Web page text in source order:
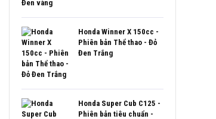
Honda Winner X 150cc -
Phiên bản Thể thao - Đỏ
Đen Trắng
Honda Super Cub C125 -
Phiên bản tiêu chuẩn -